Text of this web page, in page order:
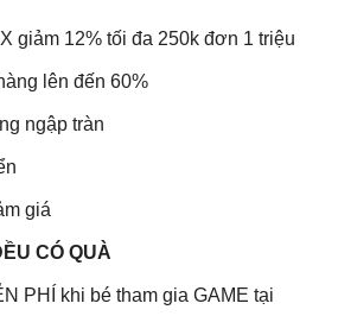
giảm 12% tối đa 250k đơn 1 triệu
lên đến 60%
ngập tràn
giá
CÓ QUÀ
PHÍ khi bé tham gia GAME tại